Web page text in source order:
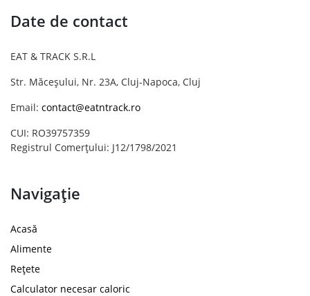
Date de contact
EAT & TRACK S.R.L
Str. Măceșului, Nr. 23A, Cluj-Napoca, Cluj
Email: contact@eatntrack.ro
CUI: RO39757359
Registrul Comerțului: J12/1798/2021
Navigație
Acasă
Alimente
Rețete
Calculator necesar caloric